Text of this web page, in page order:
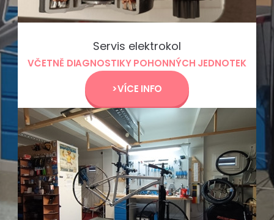
Servis elektrokol
VČETNĚ DIAGNOSTIKY POHONNÝCH JEDNOTEK
>VÍCE INFO